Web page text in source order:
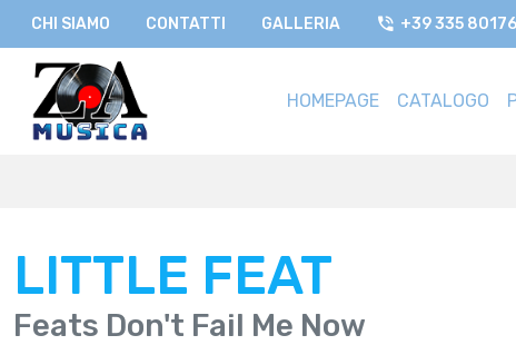
CHI SIAMO CONTATTI GALLERIA +39 335
HOMEPAGE CATALOGO
LITTLE FEAT
Feats Don't Fail Me Now